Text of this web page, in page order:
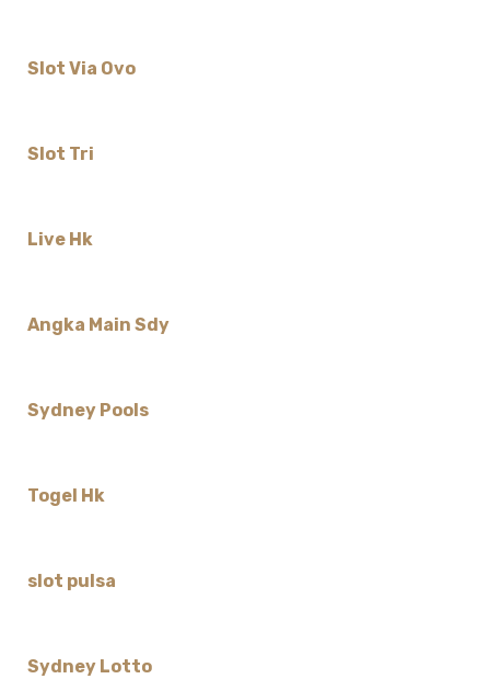
Slot Via Ovo
Slot Tri
Live Hk
Angka Main Sdy
Sydney Pools
Togel Hk
slot pulsa
Sydney Lotto